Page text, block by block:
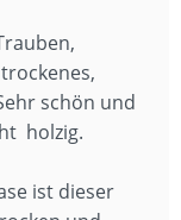
schön und
holzig.
ist dieser